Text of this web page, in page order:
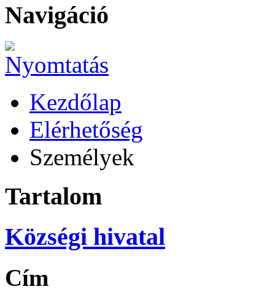
Navigáció
Kezdőlap
Elérhetőség
Személyek
Tartalom
Községi hivatal
Cím